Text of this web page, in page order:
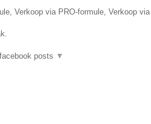
Verkoop via PRO-formule, Verkoop via
posts ▼